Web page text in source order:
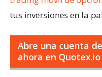
tus inversiones en la
Abre una cuenta
ahora en Quotex.io